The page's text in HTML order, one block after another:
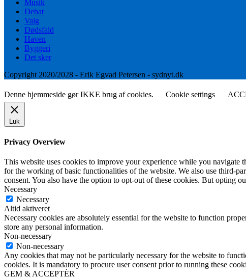
Musik
Debat
Valg
Dødsfald
Haven
Byggeri
Det sker
Copyright 2020/2028 - Erik Egvad Petersen - sydnyt.dk
Denne hjemmeside gør IKKE brug af cookies. Cookie settings
Luk
Privacy Overview
This website uses cookies to improve your experience while you navigate
for the working of basic functionalities of the website. We also use third-
consent. You also have the option to opt-out of these cookies. But opting
Necessary
Necessary
Altid aktiveret
Necessary cookies are absolutely essential for the website to function
store any personal information.
Non-necessary
Non-necessary
Any cookies that may not be particularly necessary for the website to
cookies. It is mandatory to procure user consent prior to running these
GEM & ACCEPTÈR